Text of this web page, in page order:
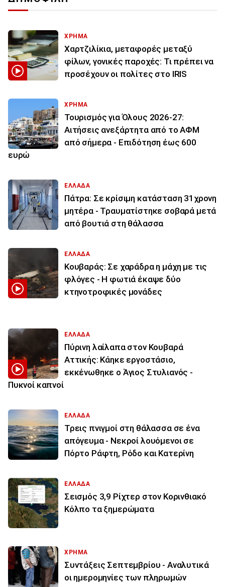
ΧΡΗΜΑ
Χαρτζιλίκια, μεταφορές μεταξύ
φίλων, γονικές παροχές: Τι πρέπει να
προσέχουν οι πολίτες στο IRIS
ΧΡΗΜΑ
Τουρισμός για Όλους 2026-27:
Αιτήσεις ανεξάρτητα από το ΑΦΜ
από σήμερα - Επιδότηση έως 600
ευρώ
ΕΛΛΑΔΑ
Πάτρα: Σε κρίσιμη κατάσταση 31χρονη
μητέρα - Τραυματίστηκε σοβαρά μετά
από βουτιά στη θάλασσα
ΕΛΛΑΔΑ
Κουβαράς: Σε χαράδρα η μάχη με τις
φλόγες - Η φωτιά έκαψε δύο
κτηνοτροφικές μονάδες
ΕΛΛΑΔΑ
Πύρινη λαίλαπα στον Κουβαρά
Αττικής: Κάηκε εργοστάσιο,
εκκένωθηκε ο Άγιος Στυλιανός -
Πυκνοί καπνοί
ΕΛΛΑΔΑ
Τρεις πνιγμοί στη θάλασσα σε ένα
απόγευμα - Νεκροί λουόμενοι σε
Πόρτο Ράφτη, Ρόδο και Κατερίνη
ΕΛΛΑΔΑ
Σεισμός 3,9 Ρίχτερ στον Κορινθιακό
Κόλπο τα ξημερώματα
ΧΡΗΜΑ
Συντάξεις Σεπτεμβρίου - Αναλυτικά
οι ημερομηνίες των πληρωμών